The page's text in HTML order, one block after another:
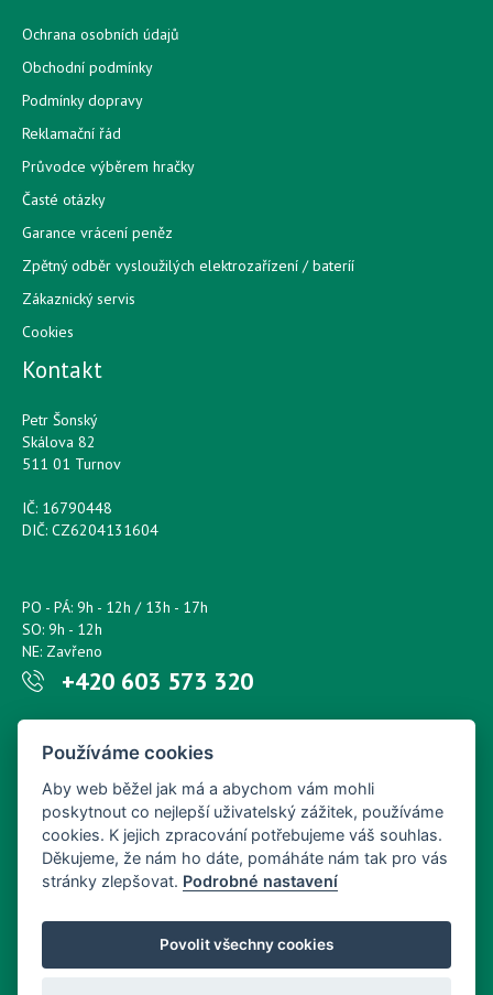
Ochrana osobních údajů
Obchodní podmínky
Podmínky dopravy
Reklamační řád
Průvodce výběrem hračky
Časté otázky
Garance vrácení peněz
Zpětný odběr vysloužilých elektrozařízení / bateríí
Zákaznický servis
Cookies
Kontakt
Petr Šonský
Skálova 82
511 01 Turnov
IČ: 16790448
DIČ: CZ6204131604
PO - PÁ: 9h - 12h / 13h - 17h
SO: 9h - 12h
NE: Zavřeno
+420 603 573 320
petr.sonsky@centrum.cz
Používáme cookies
Aby web běžel jak má a abychom vám mohli
poskytnout co nejlepší uživatelský zážitek, používáme
cookies. K jejich zpracování potřebujeme váš souhlas.
Děkujeme, že nám ho dáte, pomáháte nám tak pro vás
stránky zlepšovat. Podrobné nastavení
Povolit všechny cookies